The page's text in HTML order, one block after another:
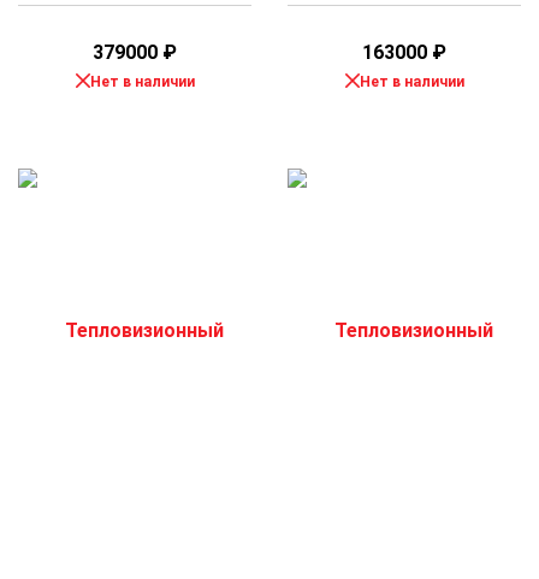
379000 ₽
Нет в наличии
163000 ₽
Нет в наличии